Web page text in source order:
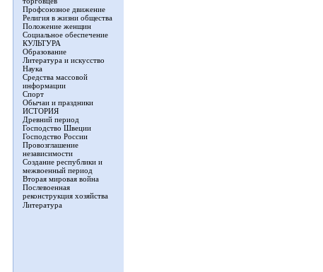
Профсоюзное движение
Религия в жизни общества
Положение женщин
Социальное обеспечение
КУЛЬТУРА
Образование
Литература и искусство
Наука
Средства массовой
информации
Спорт
Обычаи и праздники
ИСТОРИЯ
Древний период
Господство Швеции
Господство России
Провозглашение
независимости
Создание республики и
межвоенный период
Вторая мировая война
Послевоенная
реконструкция хозяйства
Литература